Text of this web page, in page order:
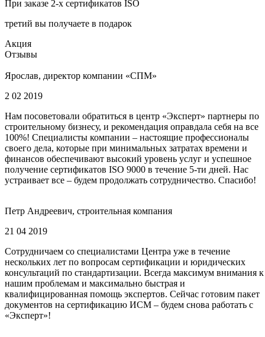
При заказе 2-х сертификатов ISO
третий вы получаете в подарок
Акция
Отзывы
Ярослав, директор компании «СПМ»
2 02 2019
Нам посоветовали обратиться в центр «Эксперт» партнеры по
строительному бизнесу, и рекомендация оправдала себя на все
100%! Специалисты компании – настоящие профессионалы
своего дела, которые при минимальных затратах времени и
финансов обеспечивают высокий уровень услуг и успешное
получение сертификатов ISO 9000 в течение 5-ти дней. Нас
устраивает все – будем продолжать сотрудничество. Спасибо!
Петр Андреевич, строительная компания
21 04 2019
Сотрудничаем со специалистами Центра уже в течение
нескольких лет по вопросам сертификации и юридических
консультаций по стандартизации. Всегда максимум внимания к
нашим проблемам и максимально быстрая и
квалифицированная помощь экспертов. Сейчас готовим пакет
документов на сертификацию ИСМ – будем снова работать с
«Эксперт»!